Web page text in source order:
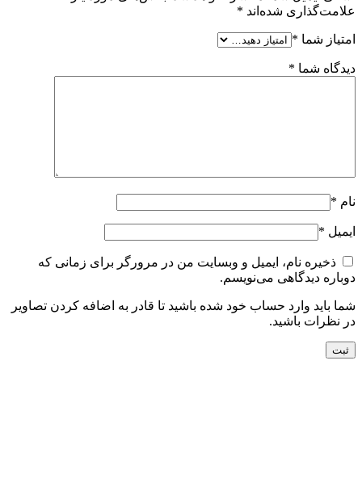
علامت‌گذاری شده‌اند *
امتیاز شما *
دیدگاه شما *
نام *
ایمیل *
ذخیره نام، ایمیل و وبسایت من در مرورگر برای زمانی که
دوباره دیدگاهی می‌نویسم.
شما باید وارد حساب خود شده باشید تا قادر به اضافه کردن تصاویر
در نظرات باشید.